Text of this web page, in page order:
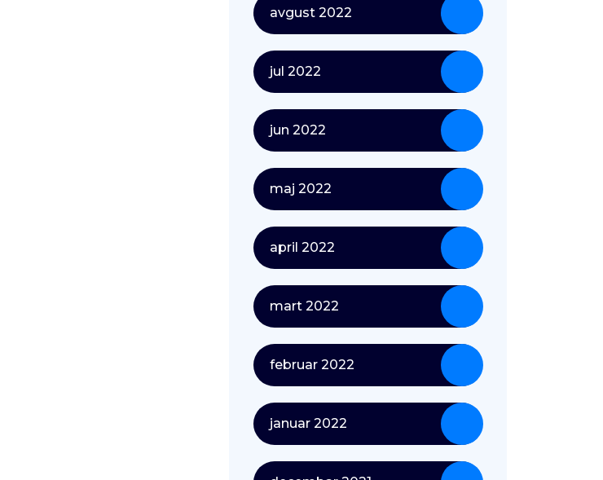
avgust 2022
jul 2022
jun 2022
maj 2022
april 2022
mart 2022
februar 2022
januar 2022